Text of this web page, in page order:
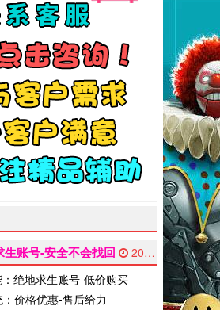
账号-安全不会找回
2022-06-12
绝地求生账号-低价购买
：价格优惠-售后给力